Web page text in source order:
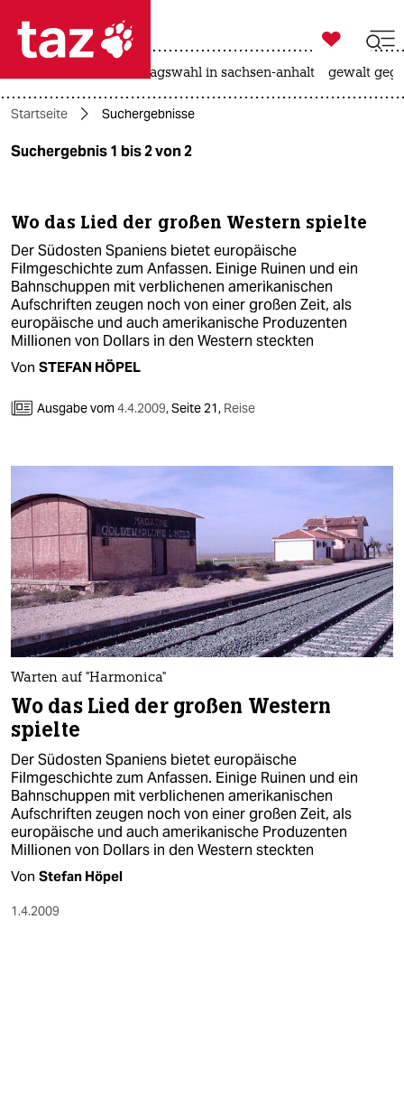
 taz zahl ich
taz zahl ich
themen
öko
gesellschaft
kultur
sport
berlin
wahrheit
verlag
verlag
veranstaltungen
shop
fragen & hilfe
unterstützen
abo
genossenschaft
epaper login

taz zahl ich
landtagswahl in sachsen-anhalt gewalt
Startseite Suchergebnisse
Suchergebnis 1 bis 2 von 2
Wo das Lied der großen Western spielte
Der Südosten Spaniens bietet europäische
Filmgeschichte zum Anfassen. Einige Ruinen und ein
Bahnschuppen mit verblichenen amerikanischen
Aufschriften zeugen noch von einer großen Zeit, als
europäische und auch amerikanische Produzenten
Millionen von Dollars in den Western steckten
Von STEFAN HÖPEL
Ausgabe vom4.4.2009,Seite 21, Reise
Warten auf "Harmonica"
Wo das Lied der großen Western
spielte
Der Südosten Spaniens bietet europäische
Filmgeschichte zum Anfassen. Einige Ruinen und ein
Bahnschuppen mit verblichenen amerikanischen
Aufschriften zeugen noch von einer großen Zeit, als
europäische und auch amerikanische Produzenten
Millionen von Dollars in den Western steckten
Von Stefan Höpel
1.4.2009